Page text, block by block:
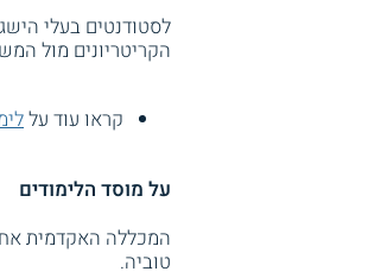
לסטודנטים בעלי
הקריטריונים מול
קראו עוד על
על מוסד הלימודים
המכללה האקדמית
טוביה.